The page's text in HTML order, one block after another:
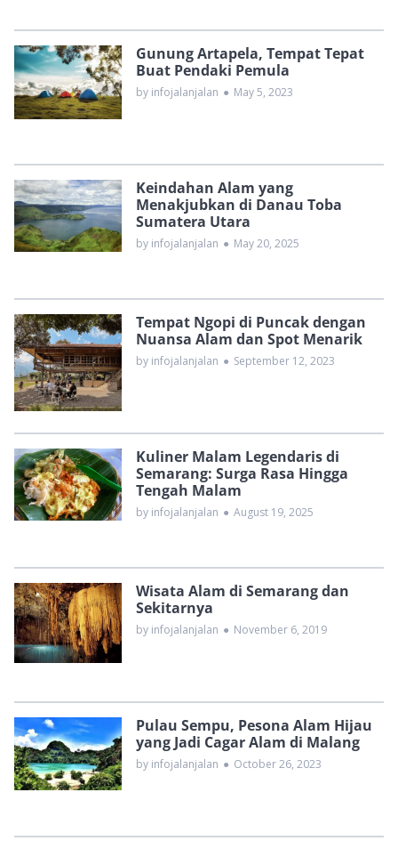
Gunung Artapela, Tempat Tepat
Buat Pendaki Pemula
by infojalanjalan ● May 5, 2023
Keindahan Alam yang
Menakjubkan di Danau Toba
Sumatera Utara
by infojalanjalan ● May 20, 2025
Tempat Ngopi di Puncak dengan
Nuansa Alam dan Spot Menarik
by infojalanjalan ● September 12, 2023
Kuliner Malam Legendaris di
Semarang: Surga Rasa Hingga
Tengah Malam
by infojalanjalan ● August 19, 2025
Wisata Alam di Semarang dan
Sekitarnya
by infojalanjalan ● November 6, 2019
Pulau Sempu, Pesona Alam Hijau
yang Jadi Cagar Alam di Malang
by infojalanjalan ● October 26, 2023